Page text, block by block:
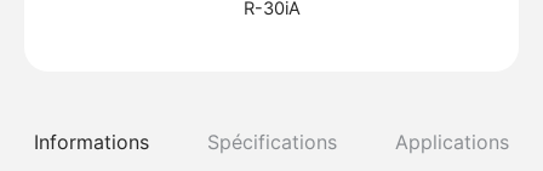
R-30iA
Informations Spécifications Applications